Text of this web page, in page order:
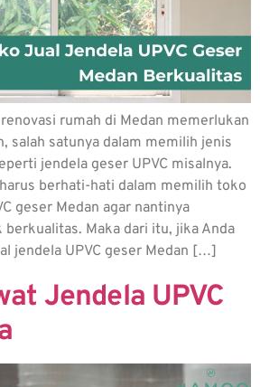
rumah di Medan memerlukan
salah satunya dalam memilih jenis
jendela geser UPVC misalnya.
berhati-hati dalam memilih toko
geser Medan agar nantinya
Maka dari itu, jika Anda
jendela UPVC geser Medan […]
Jendela UPVC